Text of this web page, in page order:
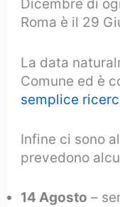
Dicembre di
Roma è il 29
La data
Comune ed è
semplice
Infine ci sono
prevedono
14 Agosto –